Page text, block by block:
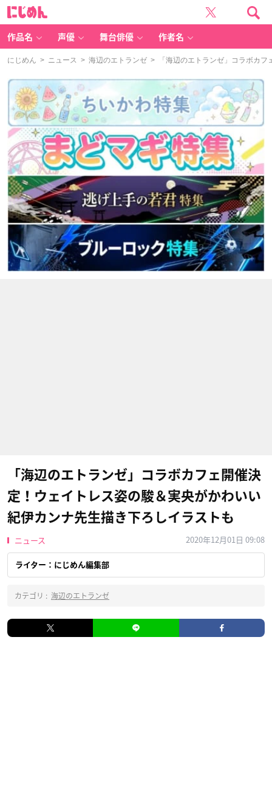
作品名 声優 舞台俳優 作者名
にじめん > ニュース > 海辺のエトランゼ > 「海辺のエトランゼ」コラボカフ
「海辺のエトランゼ」コラボカフェ開催決
定！ウェイトレス姿の駿＆実央がかわいい
紀伊カンナ先生描き下ろしイラストも
ニュース 2020年12月01日 09:08
ライター：にじめん編集部
カテゴリ : 海辺のエトランゼ